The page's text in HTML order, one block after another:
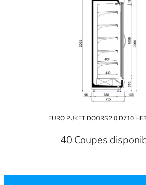
EURO PUKET DOORS 2.0 D710
40 Coupes